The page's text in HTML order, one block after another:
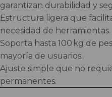
garantizan durabilidad y
Estructura ligera que
necesidad de herramientas.
Soporta hasta 100 kg de
mayoría de usuarios.
Ajuste simple que no
permanentes.